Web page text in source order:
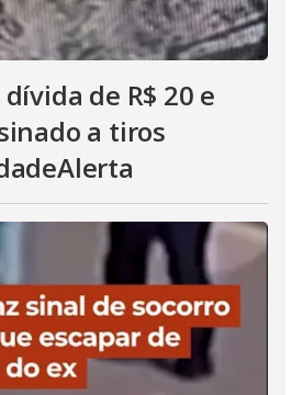
de R$ 20 e
a tiros